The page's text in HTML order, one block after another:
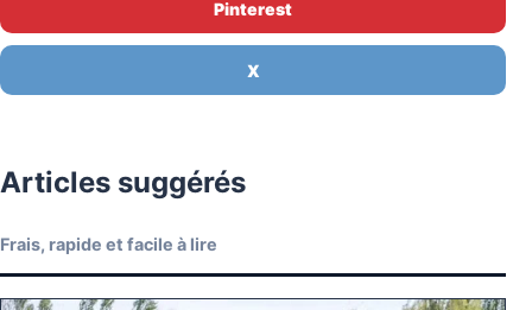
Pinterest
X
Articles suggérés
Frais, rapide et facile à lire